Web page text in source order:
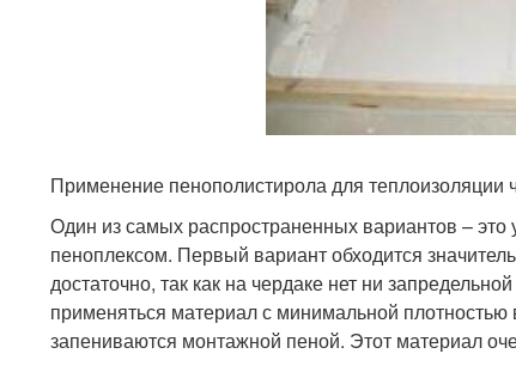
Применение пенополистирола для теплоизоляции
Один из самых распространенных вариантов –
пеноплексом. Первый вариант обходится
достаточно, так как на чердаке нет ни
применяться материал с минимальной
запениваются монтажной пеной. Этот материал